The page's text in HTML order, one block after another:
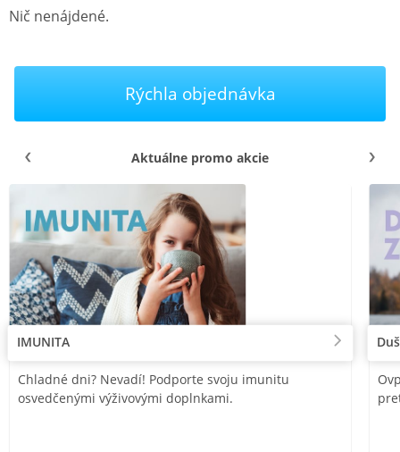
Nič nenájdené.
Rýchla objednávka
Aktuálne promo akcie
IMUNITA
Chladné dni? Nevadí! Podporte svoju imunitu
osvedčenými výživovými doplnkami.